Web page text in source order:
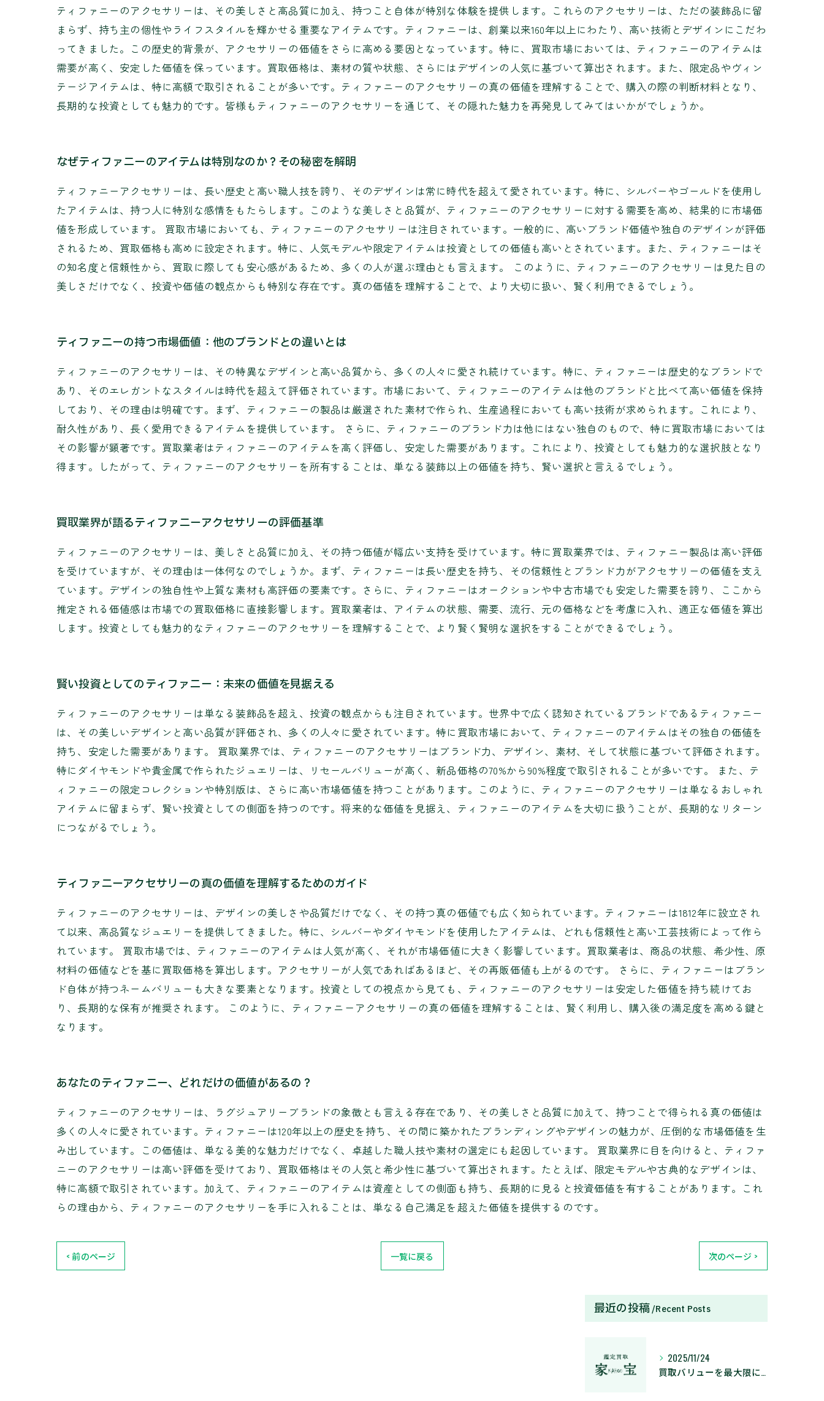
ティファニーのアクセサリーは、その美しさと高品質に加え、持つこと自体が特別な体験を提供します。これらのアクセサリーは、ただの装飾品に留
まらず、持ち主の個性やライフスタイルを輝かせる重要なアイテムです。ティファニーは、創業以来160年以上にわたり、高い技術とデザインにこだわ
ってきました。この歴史的背景が、アクセサリーの価値をさらに高める要因となっています。特に、買取市場においては、ティファニーのアイテムは
需要が高く、安定した価値を保っています。買取価格は、素材の質や状態、さらにはデザインの人気に基づいて算出されます。また、限定品やヴィン
テージアイテムは、特に高額で取引されることが多いです。ティファニーのアクセサリーの真の価値を理解することで、購入の際の判断材料となり、
長期的な投資としても魅力的です。皆様もティファニーのアクセサリーを通じて、その隠れた魅力を再発見してみてはいかがでしょうか。
なぜティファニーのアイテムは特別なのか？その秘密を解明
ティファニーアクセサリーは、長い歴史と高い職人技を誇り、そのデザインは常に時代を超えて愛されています。特に、シルバーやゴールドを使用し
たアイテムは、持つ人に特別な感情をもたらします。このような美しさと品質が、ティファニーのアクセサリーに対する需要を高め、結果的に市場価
値を形成しています。 買取市場においても、ティファニーのアクセサリーは注目されています。一般的に、高いブランド価値や独自のデザインが評価
されるため、買取価格も高めに設定されます。特に、人気モデルや限定アイテムは投資としての価値も高いとされています。また、ティファニーはそ
の知名度と信頼性から、買取に際しても安心感があるため、多くの人が選ぶ理由とも言えます。 このように、ティファニーのアクセサリーは見た目の
美しさだけでなく、投資や価値の観点からも特別な存在です。真の価値を理解することで、より大切に扱い、賢く利用できるでしょう。
ティファニーの持つ市場価値：他のブランドとの違いとは
ティファニーのアクセサリーは、その特異なデザインと高い品質から、多くの人々に愛され続けています。特に、ティファニーは歴史的なブランドで
あり、そのエレガントなスタイルは時代を超えて評価されています。市場において、ティファニーのアイテムは他のブランドと比べて高い価値を保持
しており、その理由は明確です。まず、ティファニーの製品は厳選された素材で作られ、生産過程においても高い技術が求められます。これにより、
耐久性があり、長く愛用できるアイテムを提供しています。 さらに、ティファニーのブランド力は他にはない独自のもので、特に買取市場においては
その影響が顕著です。買取業者はティファニーのアイテムを高く評価し、安定した需要があります。これにより、投資としても魅力的な選択肢となり
得ます。したがって、ティファニーのアクセサリーを所有することは、単なる装飾以上の価値を持ち、賢い選択と言えるでしょう。
買取業界が語るティファニーアクセサリーの評価基準
ティファニーのアクセサリーは、美しさと品質に加え、その持つ価値が幅広い支持を受けています。特に買取業界では、ティファニー製品は高い評価
を受けていますが、その理由は一体何なのでしょうか。まず、ティファニーは長い歴史を持ち、その信頼性とブランド力がアクセサリーの価値を支え
ています。デザインの独自性や上質な素材も高評価の要素です。さらに、ティファニーはオークションや中古市場でも安定した需要を誇り、ここから
推定される価値感は市場での買取価格に直接影響します。買取業者は、アイテムの状態、需要、流行、元の価格などを考慮に入れ、適正な価値を算出
します。投資としても魅力的なティファニーのアクセサリーを理解することで、より賢く賢明な選択をすることができるでしょう。
賢い投資としてのティファニー：未来の価値を見据える
ティファニーのアクセサリーは単なる装飾品を超え、投資の観点からも注目されています。世界中で広く認知されているブランドであるティファニー
は、その美しいデザインと高い品質が評価され、多くの人々に愛されています。特に買取市場において、ティファニーのアイテムはその独自の価値を
持ち、安定した需要があります。 買取業界では、ティファニーのアクセサリーはブランド力、デザイン、素材、そして状態に基づいて評価されます。
特にダイヤモンドや貴金属で作られたジュエリーは、リセールバリューが高く、新品価格の70%から90%程度で取引されることが多いです。 また、テ
ィファニーの限定コレクションや特別版は、さらに高い市場価値を持つことがあります。このように、ティファニーのアクセサリーは単なるおしゃれ
アイテムに留まらず、賢い投資としての側面を持つのです。将来的な価値を見据え、ティファニーのアイテムを大切に扱うことが、長期的なリターン
につながるでしょう。
ティファニーアクセサリーの真の価値を理解するためのガイド
ティファニーのアクセサリーは、デザインの美しさや品質だけでなく、その持つ真の価値でも広く知られています。ティファニーは1812年に設立され
て以来、高品質なジュエリーを提供してきました。特に、シルバーやダイヤモンドを使用したアイテムは、どれも信頼性と高い工芸技術によって作ら
れています。 買取市場では、ティファニーのアイテムは人気が高く、それが市場価値に大きく影響しています。買取業者は、商品の状態、希少性、原
材料の価値などを基に買取価格を算出します。アクセサリーが人気であればあるほど、その再販価値も上がるのです。 さらに、ティファニーはブラン
ド自体が持つネームバリューも大きな要素となります。投資としての視点から見ても、ティファニーのアクセサリーは安定した価値を持ち続けてお
り、長期的な保有が推奨されます。 このように、ティファニーアクセサリーの真の価値を理解することは、賢く利用し、購入後の満足度を高める鍵と
なります。
あなたのティファニー、どれだけの価値があるの？
ティファニーのアクセサリーは、ラグジュアリーブランドの象徴とも言える存在であり、その美しさと品質に加えて、持つことで得られる真の価値は
多くの人々に愛されています。ティファニーは120年以上の歴史を持ち、その間に築かれたブランディングやデザインの魅力が、圧倒的な市場価値を生
み出しています。この価値は、単なる美的な魅力だけでなく、卓越した職人技や素材の選定にも起因しています。 買取業界に目を向けると、ティファ
ニーのアクセサリーは高い評価を受けており、買取価格はその人気と希少性に基づいて算出されます。たとえば、限定モデルや古典的なデザインは、
特に高額で取引されています。加えて、ティファニーのアイテムは資産としての側面も持ち、長期的に見ると投資価値を有することがあります。これ
らの理由から、ティファニーのアクセサリーを手に入れることは、単なる自己満足を超えた価値を提供するのです。
< 前のページ 一覧に戻る 次のページ >
最近の投稿 Recent Posts
2025/11/24
買取バリューを最大限に引き出す賢い買取のポイントと活用術